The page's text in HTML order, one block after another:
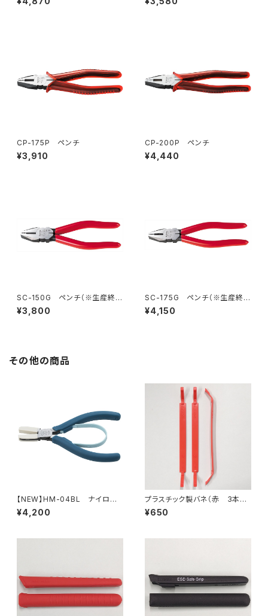
CP-175P ペンチ
¥3,910
CP-200P ペンチ
¥4,440
SC-150G ペンチ（※生産終
了）
¥3,800
SC-175G ペンチ（※生産終
了）
¥4,150
その他の商品
【NEW】HM-04BL ナイロン
ジョープライヤー（ピーコックブ
ルー）
¥4,200
プラスチック製バネ（赤 3本
入）
¥650